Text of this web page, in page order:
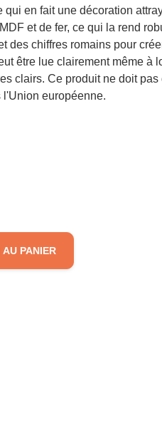
en fait une décoration
et de fer, ce qui la rend
des chiffres romains pour
être lue clairement même à
clairs. Ce produit ne doit
l'Union européenne.
PANIER